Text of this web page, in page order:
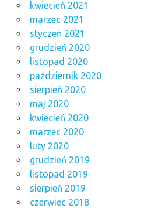
kwiecień 2021
marzec 2021
styczeń 2021
grudzień 2020
listopad 2020
październik 2020
sierpień 2020
maj 2020
kwiecień 2020
marzec 2020
luty 2020
grudzień 2019
listopad 2019
sierpień 2019
czerwiec 2018